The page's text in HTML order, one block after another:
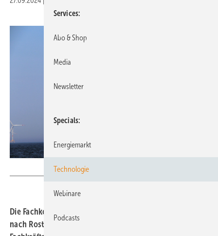
Die Fachkonferenz Offshore Connect lädt im Oktober
nach Rostock und Warnemünde. Neben
Services
Abo & Shop
Media
Newsletter
Specials
Energiemarkt
Technologie
Webinare
Podcasts